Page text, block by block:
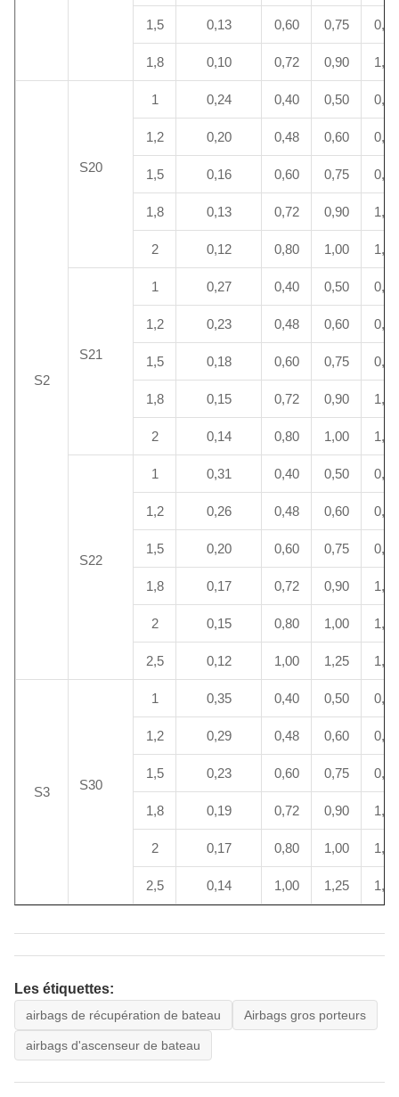
1,5 0,13 0,60 0,75 0,90
1,8 0,10 0,72 0,90 1,08
S2
S20
1 0,24 0,40 0,50 0,60
1,2 0,20 0,48 0,60 0,72
1,5 0,16 0,60 0,75 0,90
1,8 0,13 0,72 0,90 1,08
2 0,12 0,80 1,00 1,20
S21
1 0,27 0,40 0,50 0,60
1,2 0,23 0,48 0,60 0,72
1,5 0,18 0,60 0,75 0,90
1,8 0,15 0,72 0,90 1,08
2 0,14 0,80 1,00 1,20
S22
1 0,31 0,40 0,50 0,60
1,2 0,26 0,48 0,60 0,72
1,5 0,20 0,60 0,75 0,90
1,8 0,17 0,72 0,90 1,08
2 0,15 0,80 1,00 1,20
2,5 0,12 1,00 1,25 1,50
S3 S30
1 0,35 0,40 0,50 0,60
1,2 0,29 0,48 0,60 0,72
1,5 0,23 0,60 0,75 0,90
1,8 0,19 0,72 0,90 1,08
2 0,17 0,80 1,00 1,20
2,5 0,14 1,00 1,25 1,50
Les étiquettes:
airbags de récupération de bateau Airbags gros porteurs
airbags d'ascenseur de bateau